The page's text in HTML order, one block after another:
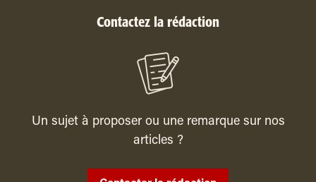
Contactez la rédaction
Un sujet à proposer ou une remarque sur nos
articles ?